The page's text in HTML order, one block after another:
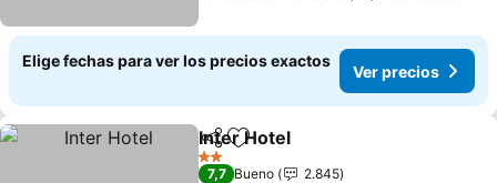
Elige fechas para ver los precios exactos
Ver precios
CompartirAgregar a favoritos
Inter Hotel
2 Estrellas
7,7 Bueno
2.845